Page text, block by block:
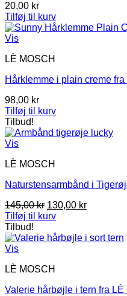
20,00 kr
Tilføj til kurv
Vis
LÈ MOSCH
Hårklemme i plain creme fra
98,00 kr
Tilføj til kurv
Tilbud!
Vis
LÈ MOSCH
Naturstensarmbånd i
145,00kr Den
oprindelige
var:
130,00 krDen
er:
Tilføj til kurv
Tilbud!
Vis
LÈ MOSCH
Valerie hårbøjle i tern fra LÈ